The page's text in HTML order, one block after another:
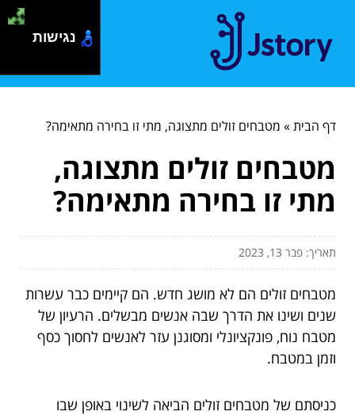
דף הבית» מטבחים זולים מתצוגה, מתי זו בחירה מתאימה?
מטבחים זולים מתצוגה,
מתי זו בחירה מתאימה?
תאריך: פבר 13, 2023
מטבחים זולים הם לא מושג חדש. הם קיימים כבר עשרות
שנים ושינו את הדרך שבה אנשים מבשלים. הרעיון של
מטבח נוח, פונקציונלי ומסוגנן עזר לאנשים לחסוך כסף
וזמן במטבח.
כניסתם של מטבחים זולים הביאה לשינוי באופן שבו
נגישות